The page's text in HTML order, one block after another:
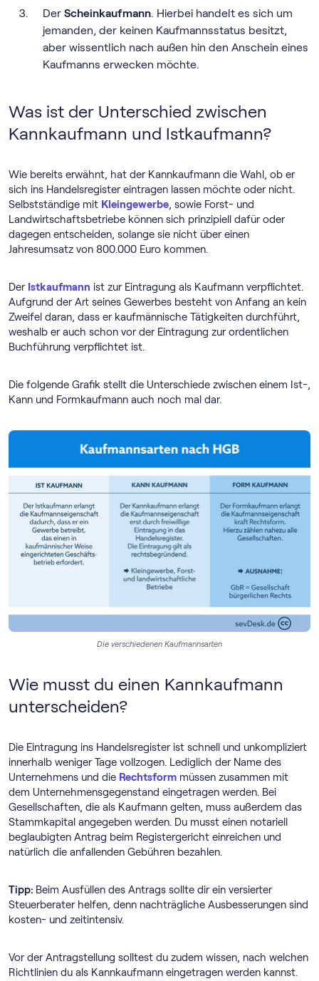
Der Scheinkaufmann. Hierbei handelt es sich um
jemanden, der keinen Kaufmannsstatus besitzt,
aber wissentlich nach außen hin den Anschein eines
Kaufmanns erwecken möchte.
Was ist der Unterschied zwischen
Kannkaufmann und Istkaufmann?
Wie bereits erwähnt, hat der Kannkaufmann die Wahl, ob er
sich ins Handelsregister eintragen lassen möchte oder nicht.
Selbstständige mit Kleingewerbe, sowie Forst- und
Landwirtschaftsbetriebe können sich prinzipiell dafür oder
dagegen entscheiden, solange sie nicht über einen
Jahresumsatz von 800.000 Euro kommen.
Der Istkaufmann ist zur Eintragung als Kaufmann verpflichtet.
Aufgrund der Art seines Gewerbes besteht von Anfang an kein
Zweifel daran, dass er kaufmännische Tätigkeiten durchführt,
weshalb er auch schon vor der Eintragung zur ordentlichen
Buchführung verpflichtet ist.
Die folgende Grafik stellt die Unterschiede zwischen einem Ist-,
Kann und Formkaufmann auch noch mal dar.
Die verschiedenen Kaufmannsarten
Wie musst du einen Kannkaufmann
unterscheiden?
Die Eintragung ins Handelsregister ist schnell und unkompliziert
innerhalb weniger Tage vollzogen. Lediglich der Name des
Unternehmens und die Rechtsform müssen zusammen mit
dem Unternehmensgegenstand eingetragen werden. Bei
Gesellschaften, die als Kaufmann gelten, muss außerdem das
Stammkapital angegeben werden. Du musst einen notariell
beglaubigten Antrag beim Registergericht einreichen und
natürlich die anfallenden Gebühren bezahlen.
Tipp: Beim Ausfüllen des Antrags sollte dir ein versierter
Steuerberater helfen, denn nachträgliche Ausbesserungen sind
kosten- und zeitintensiv.
Vor der Antragstellung solltest du zudem wissen, nach welchen
Richtlinien du als Kannkaufmann eingetragen werden kannst.